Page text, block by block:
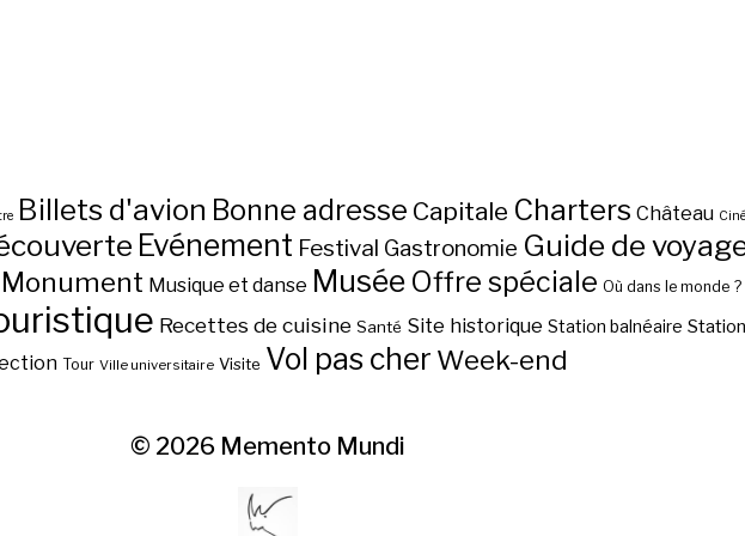
Billets d'avion Bonne adresse Capitale Charters Château
Evénement Festival Gastronomie Guide de
Monument Musique et danse Musée Offre spéciale Où dans le monde ?
Recettes de cuisine Santé Site historique Station balnéaire
Tour Ville universitaire Visite Vol pas cher Week-end
© 2026 Memento Mundi